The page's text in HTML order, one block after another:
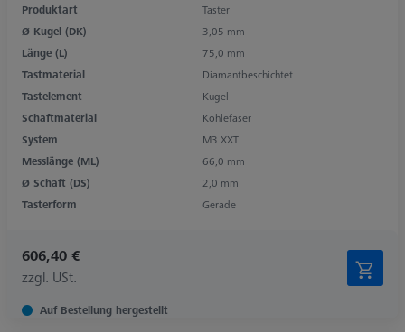
Produktart
Taster
Ø Kugel (DK)
3,05 mm
Länge (L)
75,0 mm
Tastmaterial
Diamantbeschichtet
Tastelement
Kugel
Schaftmaterial
Kohlefaser
System
M3 XXT
Messlänge (ML)
66,0 mm
Ø Schaft (DS)
2,0 mm
Tasterform
Gerade
606,40 €
zzgl. USt.
Auf Bestellung hergestellt